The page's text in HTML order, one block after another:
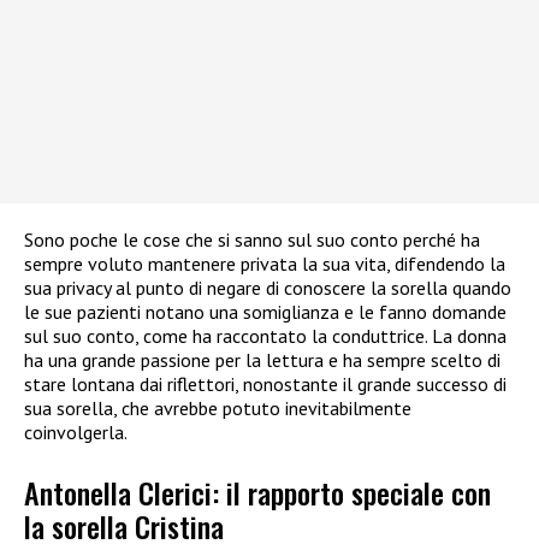
Sono poche le cose che si sanno sul suo conto perché ha
sempre voluto mantenere privata la sua vita, difendendo la
sua privacy al punto di negare di conoscere la sorella quando
le sue pazienti notano una somiglianza e le fanno domande
sul suo conto, come ha raccontato la conduttrice. La donna
ha una grande passione per la lettura e ha sempre scelto di
stare lontana dai riflettori, nonostante il grande successo di
sua sorella, che avrebbe potuto inevitabilmente
coinvolgerla.
Antonella Clerici: il rapporto speciale con
la sorella Cristina